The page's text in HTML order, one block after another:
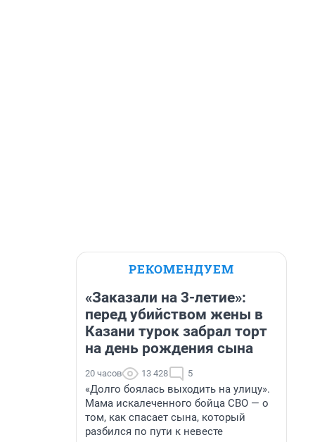
РЕКОМЕНДУЕМ
«Заказали на 3-летие»:
перед убийством жены в
Казани турок забрал торт
на день рождения сына
20 часов 13 428 5
«Долго боялась выходить на улицу».
Мама искалеченного бойца СВО — о
том, как спасает сына, который
разбился по пути к невесте